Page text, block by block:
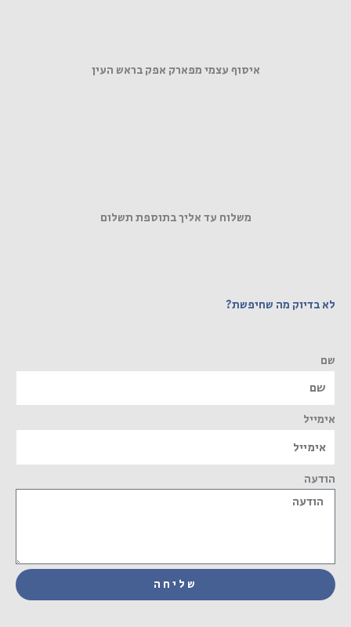
איסוף עצמי מפארק אפק בראש העין
משלוח עד אליך בתוספת תשלום
לא בדיוק מה שחיפשת?
שם
אימייל
הודעה
שליחה